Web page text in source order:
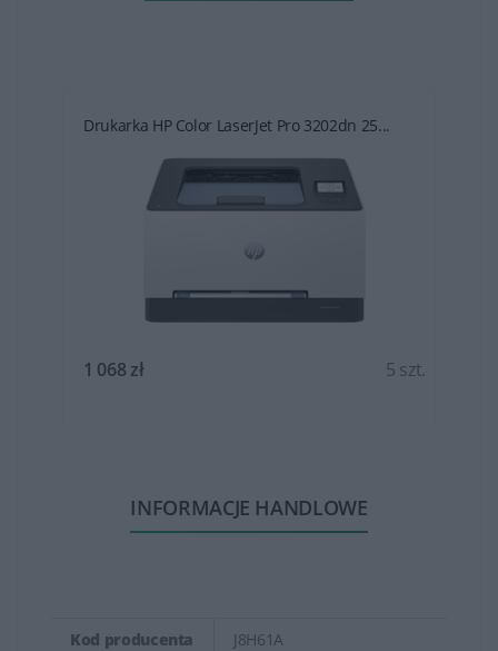
Drukarka HP Color LaserJet Pro 3202dn 25...
1 068 zł 5 szt.
INFORMACJE HANDLOWE
Kod producenta J8H61A